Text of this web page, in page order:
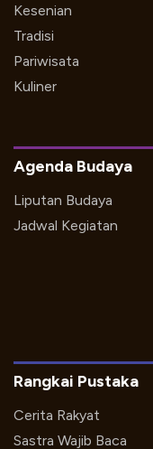
Kesenian
Tradisi
Pariwisata
Kuliner
Agenda Budaya
Liputan Budaya
Jadwal Kegiatan
Rangkai Pustaka
Cerita Rakyat
Sastra Wajib Baca